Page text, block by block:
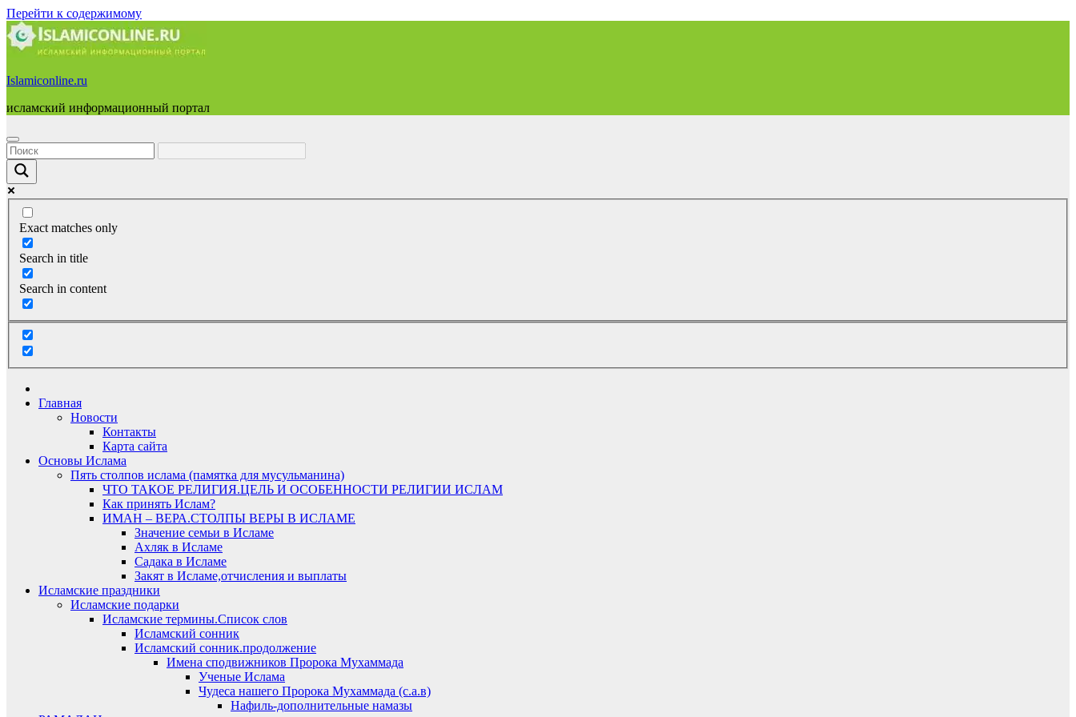
Перейти к содержимому
Islamiconline.ru
исламский информационный портал
Exact matches only
Search in title
Search in content
Главная
Новости
Контакты
Карта сайта
Основы Ислама
Пять столпов ислама (памятка для мусульманина)
ЧТО ТАКОЕ РЕЛИГИЯ.ЦЕЛЬ И ОСОБЕННОСТИ РЕЛИГИИ ИСЛАМ
Как принять Ислам?
ИМАН – ВЕРА.СТОЛПЫ ВЕРЫ В ИСЛАМЕ
Значение семьи в Исламе
Ахляк в Исламе
Садака в Исламе
Закят в Исламе,отчисления и выплаты
Исламские праздники
Исламские подарки
Исламские термины.Список слов
Исламский сонник
Исламский сонник.продолжение
Имена сподвижников Пророка Мухаммада
Ученые Ислама
Чудеса нашего Пророка Мухаммада (с.а.в)
Нафиль-дополнительные намазы